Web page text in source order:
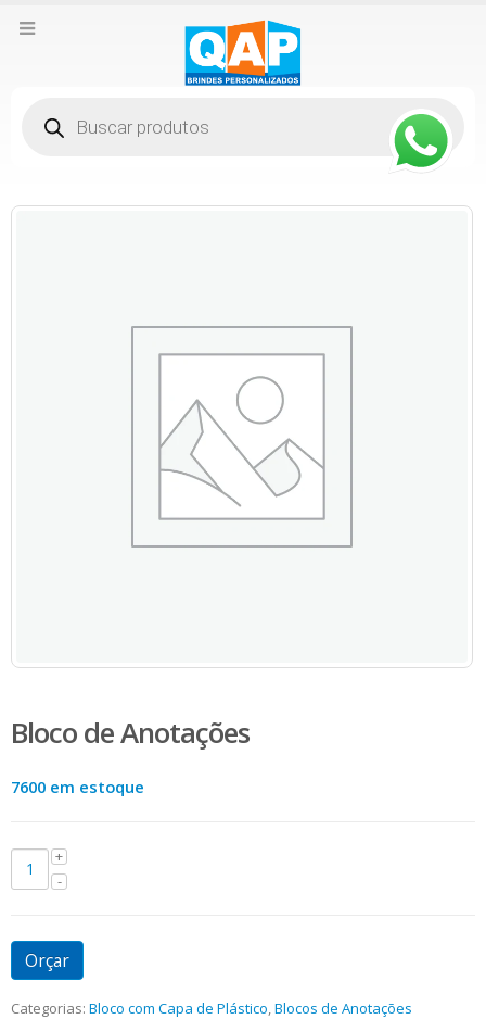
produtos
Bloco de Anotações
7600 em estoque
Orçar
Categorias: Bloco com Capa de Plástico,Blocos de Anotações